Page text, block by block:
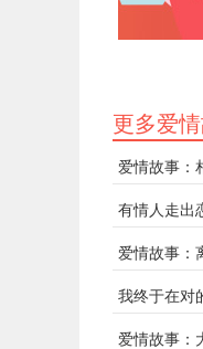
更多爱
爱情故事：
有情人走出
爱情故事：
我终于在对
爱情故事：